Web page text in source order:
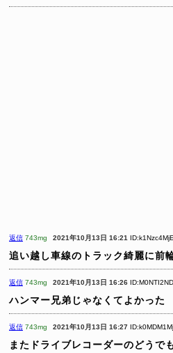
返信 743mg 2021年10月13日 16:21 ID:k1Nzc4MjE
追い越し車線のトラック綺麗に前
返信 743mg 2021年10月13日 16:26
ハンマー兄弟じゃなくてよかった
返信 743mg 2021年10月13日 16:27
またドライブレコーダーのどうで